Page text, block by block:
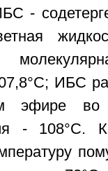
-
ИБС
эфире во
- 108°С.